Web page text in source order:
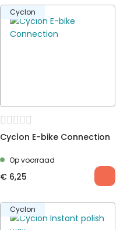
Cyclon
Cyclon E-bike Connection
Op voorraad
€ 6,25
Cyclon